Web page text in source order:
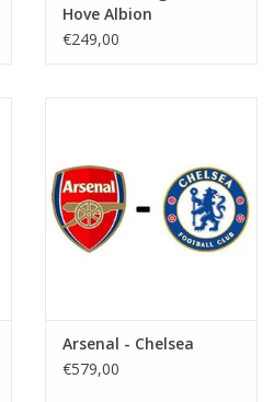
Hove Albion
€249,00
Arsenal - Chelsea
€579,00